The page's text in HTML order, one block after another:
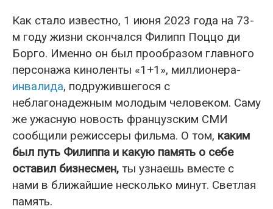
Как стало известно, 1 июня 2023 года на 73-
м году жизни скончался Филипп Поццо ди
Борго. Именно он был прообразом главного
персонажа киноленты «1+1», миллионера-
инвалида, подружившегося с
неблагонадежным молодым человеком. Саму
же ужасную новость французским СМИ
сообщили режиссеры фильма. О том, каким
был путь Филиппа и какую память о себе
оставил бизнесмен, ты узнаешь вместе с
нами в ближайшие несколько минут. Светлая
память.